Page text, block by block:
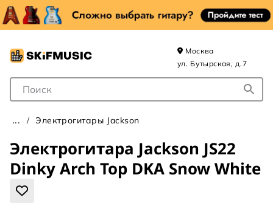
Поле для Поиска
Москва
ул. Бутырская, д.7
Электрогитары Jackson
Электрогитара Jackson JS22
Dinky Arch Top DKA Snow White